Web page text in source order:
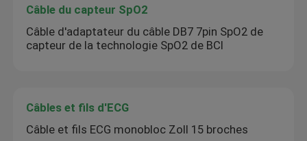
Câble du capteur SpO2
Câble d'adaptateur du câble DB7 7pin SpO2 de
capteur de la technologie SpO2 de BCI
Câbles et fils d'ECG
Câble et fils ECG monobloc Zoll 15 broches